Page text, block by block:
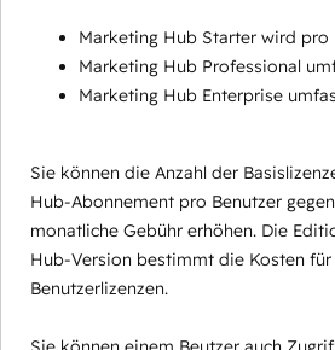
Marketing Hub Starter wird pro
Marketing Hub Professional
Marketing Hub Enterprise
Sie können die Anzahl der
Hub-Abonnement pro Benutzer
monatliche Gebühr erhöhen. Die
Hub-Version bestimmt die Kosten für
Benutzerlizenzen.